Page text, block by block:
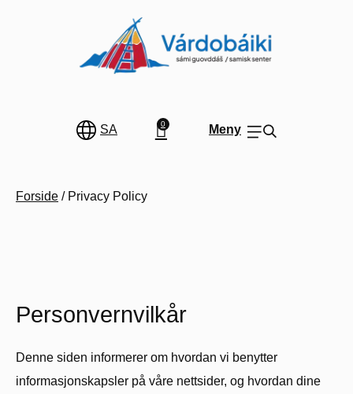
SA 0 Meny
Forside / Privacy Policy
Personvernvilkår
Denne siden informerer om hvordan vi benytter
informasjonskapsler på våre nettsider, og hvordan dine